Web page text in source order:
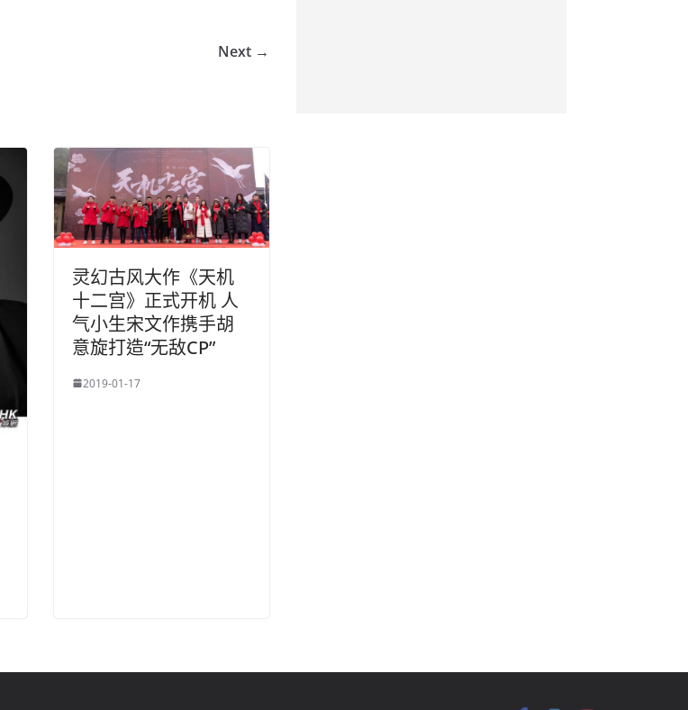
Next →
灵幻古风大作《天机
十二宫》正式开机 人
气小生宋文作携手胡
意旋打造“无敌CP”
2019-01-17